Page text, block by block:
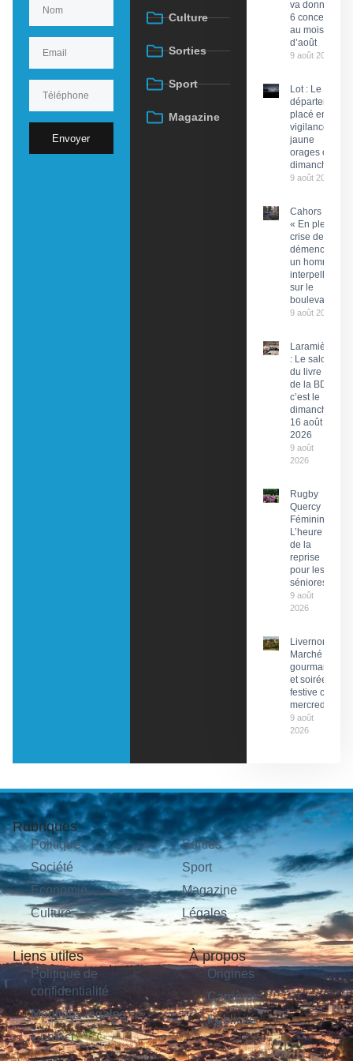
Envoyer
Culture
Sorties
Sport
Magazine
va donner
6 concerts
au mois
d’août
9 août 2026
Lot : Le
département
placé en
vigilance
jaune
orages ce
dimanche
9 août 2026
Cahors :
« En pleine
crise de
démence »,
un homme
interpellé
sur le
boulevard
9 août 2026
Laramière
: Le salon
du livre et
de la BD,
c’est le
dimanche
16 août
2026
9 août
2026
Rugby
Quercy
Féminin :
L’heure
de la
reprise
pour les
séniores
9 août
2026
Livernon :
Marché
gourmand
et soirée
festive ce
mercredi
9 août
2026
Rubriques
Politique
Société
Économie
Culture
Sorties
Sport
Magazine
Légales
Liens utiles
Politique de
confidentialité
Mentions légales
Contact
À propos
Origines
Carrières
Publicité